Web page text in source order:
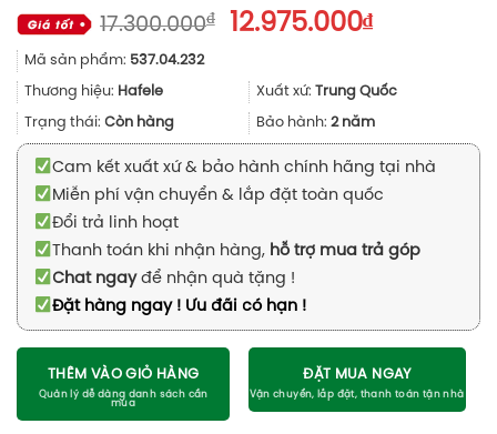
17.300.000₫
Giá
17.300.000₫.
12.975.000₫Giá
là:
Mã sản phẩm: 537.04.232
Thương hiệu: Hafele Xuất xứ: Trung Quốc
Trạng thái: Còn hàng Bảo hành: 2 năm
Cam kết xuất xứ & bảo hành chính hãng tại nhà
Miễn phí vận chuyển & lắp đặt toàn quốc
Đổi trả linh hoạt
Thanh toán khi nhận hàng, hỗ trợ mua trả góp
Chat ngayđể nhận quà tặng !
Đặt hàng ngay ! Ưu đãi có hạn !
THÊM VÀO GIỎ HÀNG ĐẶT MUA NGAY